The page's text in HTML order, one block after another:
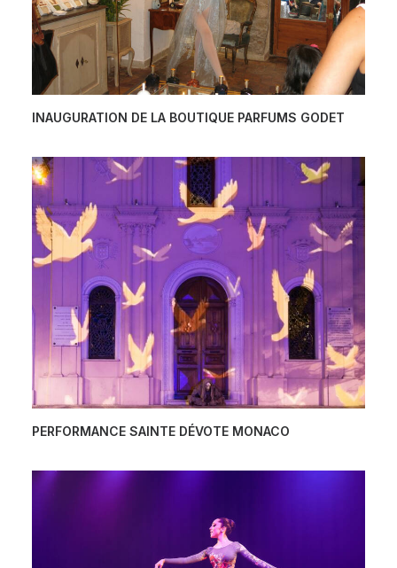
INAUGURATION DE LA BOUTIQUE PARFUMS GODET
PERFORMANCE SAINTE DÉVOTE MONACO